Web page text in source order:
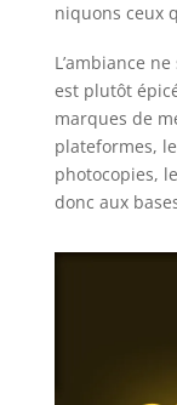
niquons ceux
L’ambiance
est plutôt
marques de
plateformes,
photocopies,
donc aux